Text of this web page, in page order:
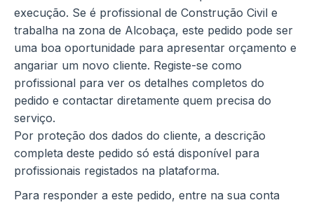
execução. Se é profissional de Construção Civil e
trabalha na zona de Alcobaça, este pedido pode ser
uma boa oportunidade para apresentar orçamento e
angariar um novo cliente. Registe-se como
profissional para ver os detalhes completos do
pedido e contactar diretamente quem precisa do
serviço.
Por proteção dos dados do cliente, a descrição
completa deste pedido só está disponível para
profissionais registados na plataforma.
Para responder a este pedido, entre na sua conta